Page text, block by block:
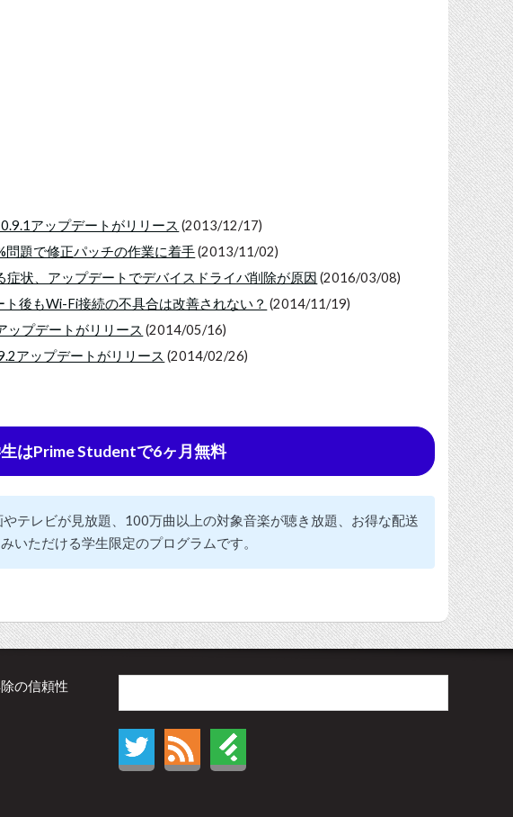
アップデートがリリース (2013/12/17)
問題で修正パッチの作業に着手(2013/11/02)
状、アップデートでデバイスドライバ削除が原因 (2016/03/08)
ト後もWi-Fi接続の不具合は改善されない？ (2014/11/19)
ップデートがリリース (2014/05/16)
アップデートがリリース (2014/02/26)
はPrime Studentで6ヶ月無料
テレビが見放題、100万曲以上の対象音楽が聴き放題、お得な配送
いただける学生限定のプログラムです。
の信頼性